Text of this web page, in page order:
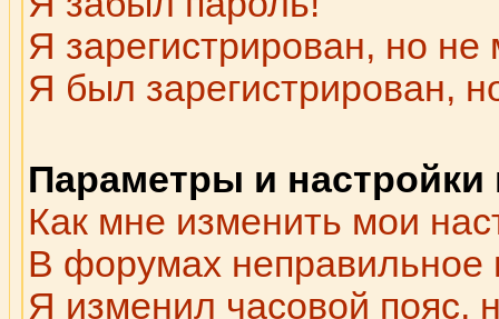
Я зарегистрирован, но не
Я был зарегистрирован,
Параметры и настройки
Как мне изменить мои
В форумах неправильное
Я изменил часовой пояс,